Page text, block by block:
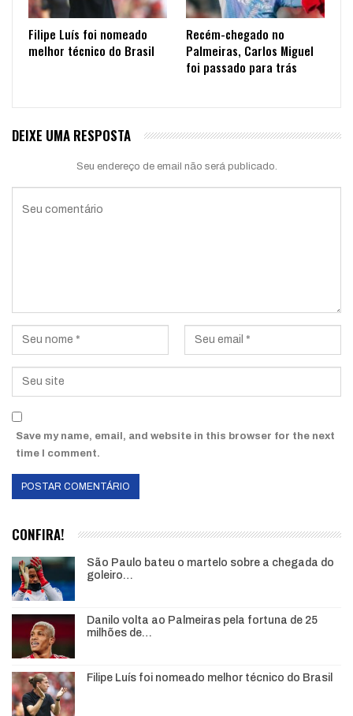
Filipe Luís foi nomeado
melhor técnico do Brasil
Recém-chegado no
Palmeiras, Carlos Miguel
foi passado para trás
DEIXE UMA RESPOSTA
Seu endereço de email não será publicado.
Save my name, email, and website in this browser for the next
time I comment.
CONFIRA!
São Paulo bateu o martelo sobre a chegada do
goleiro…
Danilo volta ao Palmeiras pela fortuna de 25
milhões de…
Filipe Luís foi nomeado melhor técnico do Brasil